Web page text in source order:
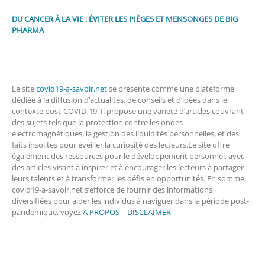
DU CANCER À LA VIE : ÉVITER LES PIÈGES ET MENSONGES DE BIG
PHARMA
Le sitecovid19-a-savoir.netse présente comme une plateforme
dédiée à la diffusion d’actualités, de conseils et d’idées dans le
contexte post-COVID-19. Il propose une variété d’articles couvrant
des sujets tels que la protection contre les ondes
électromagnétiques, la gestion des liquidités personnelles, et des
faits insolites pour éveiller la curiosité des lecteurs.Le site offre
également des ressources pour le développement personnel, avec
des articles visant à inspirer et à encourager les lecteurs à partager
leurs talents et à transformer les défis en opportunités. En somme,
covid19-a-savoir.net s’efforce de fournir des informations
diversifiées pour aider les individus à naviguer dans la période post-
pandémique. voyezA PROPOS – DISCLAIMER